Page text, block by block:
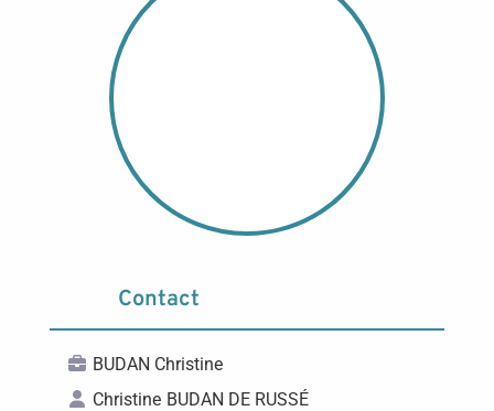
Contact
BUDAN Christine
Christine BUDAN DE RUSSÉ